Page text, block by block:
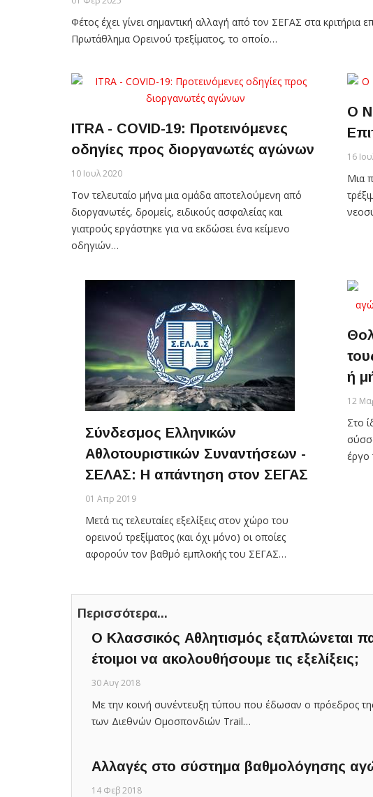
Φέτος έχει γίνει σημαντική αλλαγή από τον ΣΕΓΑΣ στα κριτήρια
Πρωτάθλημα Ορεινού τρεξίματος, το οποίο…
ITRA - COVID-19: Προτεινόμενες
οδηγίες προς διοργανωτές αγώνων
10 Ιουλ 2020
Τον τελευταίο μήνα μια ομάδα αποτελούμενη από
διοργανωτές, δρομείς, ειδικούς ασφαλείας και
γιατρούς εργάστηκε για να εκδώσει ένα κείμενο
οδηγιών…
Ο
16
Μια
Σύνδεσμος Ελληνικών
Αθλοτουριστικών Συναντήσεων -
ΣΕΛΑΣ: Η απάντηση στον ΣΕΓΑΣ
01 Απρ 2019
Μετά τις τελευταίες εξελίξεις στον χώρο του
ορεινού τρεξίματος (και όχι μόνο) οι οποίες
αφορούν τον βαθμό εμπλοκής του ΣΕΓΑΣ…
ή
12
Στο
έργο
Περισσότερα...
O Κλασσικός Αθλητισμός εξαπλώνεται
έτοιμοι να ακολουθήσουμε τις εξελίξεις;
30 Αυγ 2018
Με την κοινή συνέντευξη τύπου που έδωσαν ο πρόεδρος
των Διεθνών Ομοσπονδιών Τrail…
Αλλαγές στο σύστημα βαθμολόγησης
14 Φεβ 2018